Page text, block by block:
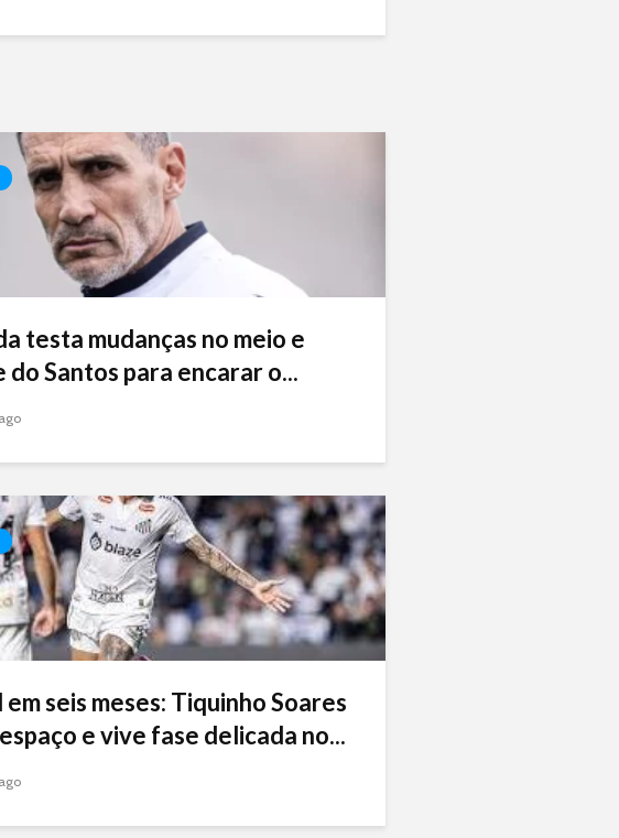
testa mudanças no meio e
do Santos para encarar o...
em seis meses: Tiquinho Soares
e vive fase delicada no...